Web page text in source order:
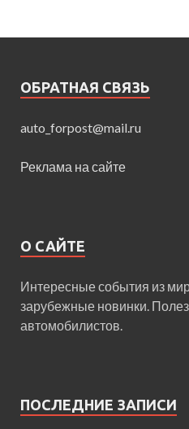
ОБРАТНАЯ СВЯЗЬ
auto_forpost@mail.ru
Реклама на сайте
О САЙТЕ
Интересные события из
зарубежные новинки.
автомобилистов.
ПОСЛЕДНИЕ ЗАПИСИ